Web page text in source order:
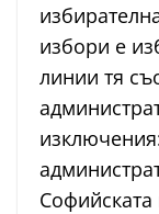
избори е
линии тя
Софийската